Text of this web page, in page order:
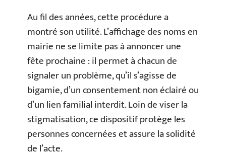
Au fil des années, cette procédure a
montré son utilité. L’affichage des noms en
mairie ne se limite pas à annoncer une
fête prochaine : il permet à chacun de
signaler un problème, qu’il s’agisse de
bigamie, d’un consentement non éclairé ou
d’un lien familial interdit. Loin de viser la
stigmatisation, ce dispositif protège les
personnes concernées et assure la solidité
de l’acte.